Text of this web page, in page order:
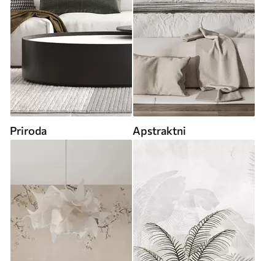
Priroda Apstraktni